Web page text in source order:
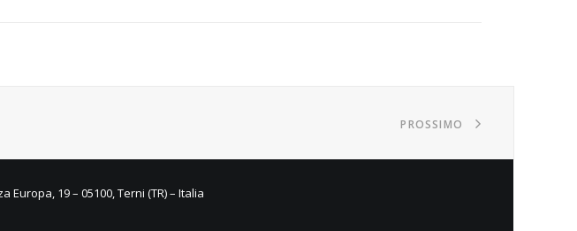
PROSSIMO
Europa, 19 – 05100, Terni (TR) – Italia